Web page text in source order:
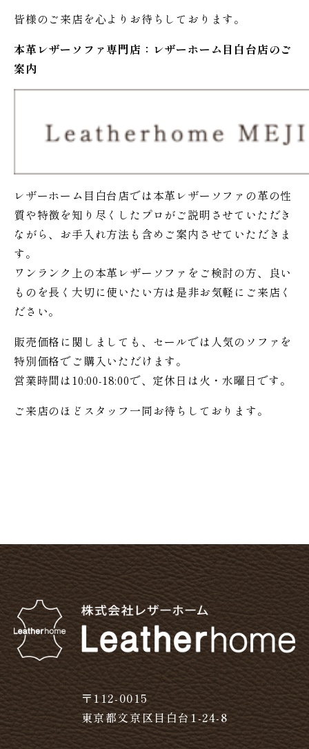
皆様のご来店を心よりお待ちしております。
本革レザーソファ専門店：レザーホーム 目白台店のご
案内
レザーホーム目白台店では本革レザーソファの革の性
質や特徴を知り尽くしたプロがご説明させていただき
ながら、お手入れ方法も含めご案内させていただきま
す。
ワンランク上の本革レザーソファをご検討の方、良い
ものを長く大切に使いたい方は是非お気軽にご来店く
ださい。
販売価格に関しましても、セールでは人気のソファを
特別価格でご購入いただけます。
営業時間は10:00-18:00で、定休日は火・水曜日です。
ご来店のほどスタッフ一同お待ちしております。
〒112-0015
東京都文京区目白台1-24-8